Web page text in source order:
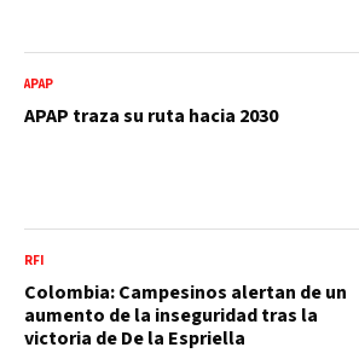
APAP
APAP traza su ruta hacia 2030
RFI
Colombia: Campesinos alertan de un
aumento de la inseguridad tras la
victoria de De la Espriella